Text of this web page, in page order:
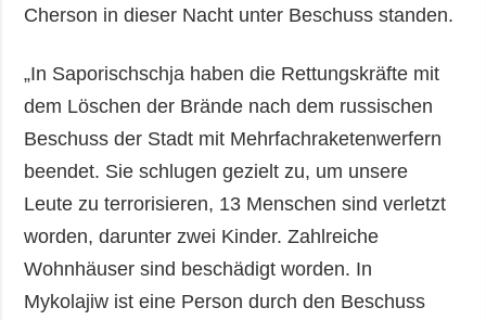
Cherson in dieser Nacht unter Beschuss standen.
„In Saporischschja haben die Rettungskräfte mit
dem Löschen der Brände nach dem russischen
Beschuss der Stadt mit Mehrfachraketenwerfern
beendet. Sie schlugen gezielt zu, um unsere
Leute zu terrorisieren, 13 Menschen sind verletzt
worden, darunter zwei Kinder. Zahlreiche
Wohnhäuser sind beschädigt worden. In
Mykolajiw ist eine Person durch den Beschuss